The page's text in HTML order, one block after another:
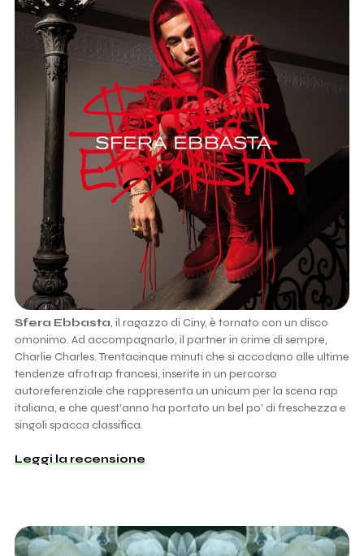
Sfera Ebbasta, il ragazzo di Ciny, è tornato con un disco
omonimo. Ad accompagnarlo, il partner in crime di sempre,
Charlie Charles. Trentacinque minuti che si accodano alle ultime
tendenze afrotrap francesi, inserite in un percorso
autoreferenziale che rappresenta un unicum per la scena rap
italiana, e che quest'anno ha portato un bel po' di freschezza e
singoli spacca classifica.
Leggi la recensione